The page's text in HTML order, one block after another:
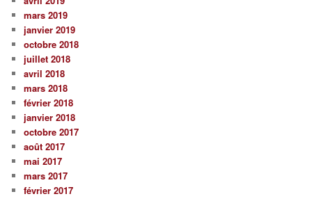
mars 2019
janvier 2019
octobre 2018
juillet 2018
avril 2018
mars 2018
février 2018
janvier 2018
octobre 2017
août 2017
mai 2017
mars 2017
février 2017